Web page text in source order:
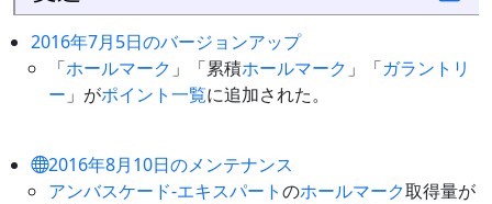
2016年7月5日のバージョンアップ
「ホールマーク 」「累積ホールマーク 」「ガラントリ
ー 」がポイント一覧に追加された。
2016年8月10日のメンテナンス
アンバスケード-エキスパートのホールマーク取得量が